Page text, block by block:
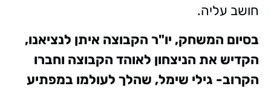
חושב עליה.
בסיום המשחק, יו"ר הקבוצה איתן לנציאנו,
הקדיש את הניצחון לאוהד הקבוצה וחברו
הקרוב- גילי שימל, שהלך לעולמו במפתיע